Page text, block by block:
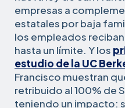
empresas a
estatales por baja
los empleados
hasta un límite. Y los
estudio de la UC
Francisco muestran
retribuido al 100% de
teniendo un impacto: